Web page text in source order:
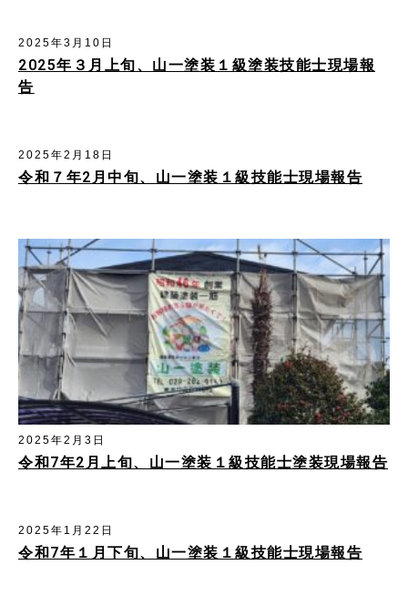
2025年３月上旬、山一塗装１級塗装技能士現場報
告
2025年3月10日
令和７年2月中旬、山一塗装１級技能士現場報告
2025年2月18日
令和7年2月上旬、山一塗装１級技能士塗装現場報告
2025年2月3日
令和7年１月下旬、山一塗装１級技能士現場報告
2025年1月22日